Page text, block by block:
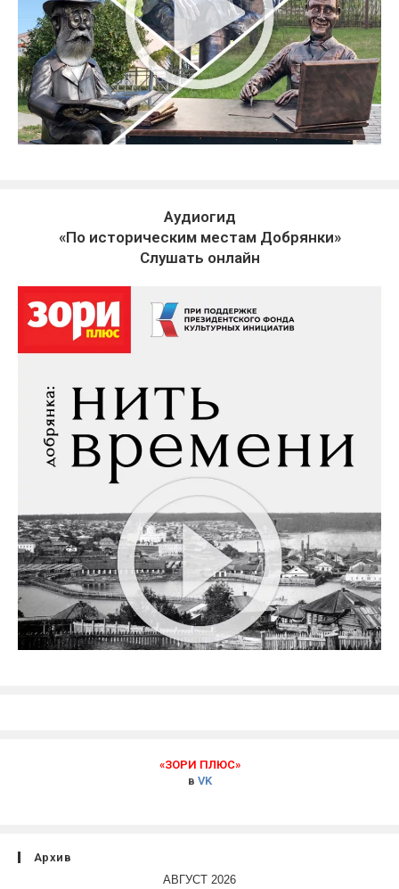
Аудиогид
«По историческим местам Добрянки»
Слушать онлайн
«ЗОРИ ПЛЮС»
в VK
Архив
АВГУСТ 2026